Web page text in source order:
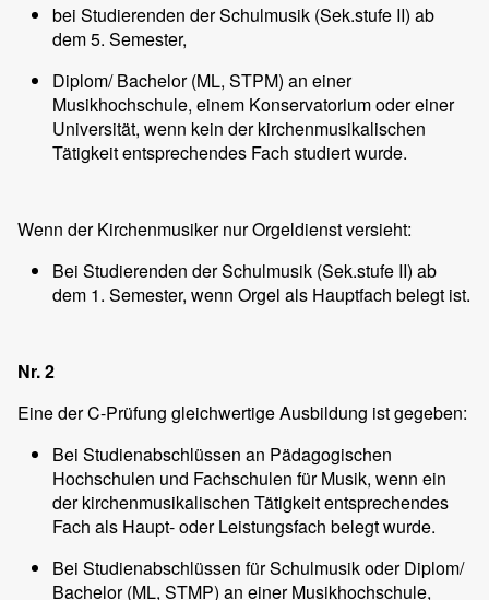
bei Studierenden der Schulmusik (Sek.stufe II) ab
dem 5. Semester,
Diplom/ Bachelor (ML, STPM) an einer
Musikhochschule, einem Konservatorium oder einer
Universität, wenn kein der kirchenmusikalischen
Tätigkeit entsprechendes Fach studiert wurde.
Wenn der Kirchenmusiker nur Orgeldienst versieht:
Bei Studierenden der Schulmusik (Sek.stufe II) ab
dem 1. Semester, wenn Orgel als Hauptfach belegt ist.
Nr. 2
Eine der C-Prüfung gleichwertige Ausbildung ist gegeben:
Bei Studienabschlüssen an Pädagogischen
Hochschulen und Fachschulen für Musik, wenn ein
der kirchenmusikalischen Tätigkeit entsprechendes
Fach als Haupt- oder Leistungsfach belegt wurde.
Bei Studienabschlüssen für Schulmusik oder Diplom/
Bachelor (ML, STMP) an einer Musikhochschule,